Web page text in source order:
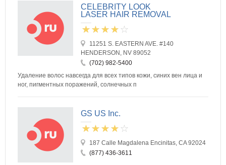
CELEBRITY LOOK
LASER HAIR REMOVAL
11251 S. EASTERN AVE. #140
HENDERSON, NV 89052
(702) 982-5400
Удаление волос навсегда для всех типов кожи, синих вен лица и
ног, пигментных поражений, солнечных п
GS US Inc.
187 Calle Magdalena Encinitas, CA 92024
(877) 436-3611